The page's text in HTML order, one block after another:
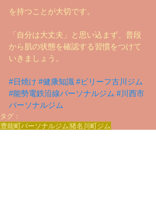
を持つことが大切です。
「自分は大丈夫」と思い込まず、普段
から肌の状態を確認する習慣をつけて
いきましょう。
#日焼け #健康知識 #ビリーフ古川ジム
#能勢電鉄沿線パーソナルジム #川西市
パーソナルジム
タグ：
豊能町パーソナルジム 猪名川町ジム